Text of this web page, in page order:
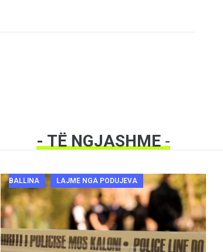
- TË NGJASHME-
BALLINA LAJME NGA PODUJEVA